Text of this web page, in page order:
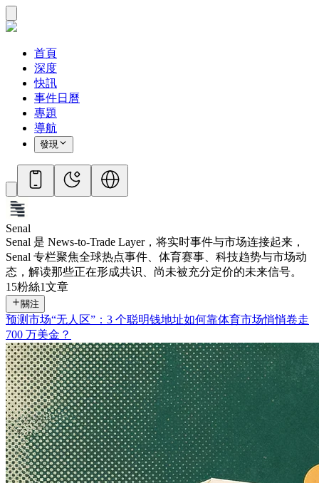
首頁
深度
快訊
事件日曆
專題
導航
發現
Senal
Senal 是 News-to-Trade Layer，将实时事件与市场连接起来，
Senal 专栏聚焦全球热点事件、体育赛事、科技趋势与市场动
态，解读那些正在形成共识、尚未被充分定价的未来信号。
15粉絲1文章
關注
预测市场“无人区”：3 个聪明钱地址如何靠体育市场悄悄卷走
700 万美金？